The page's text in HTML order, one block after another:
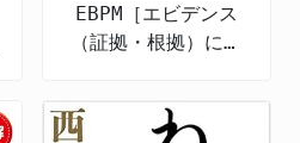
EBPM［エビデンス
（証拠・根拠）に基
政策形成